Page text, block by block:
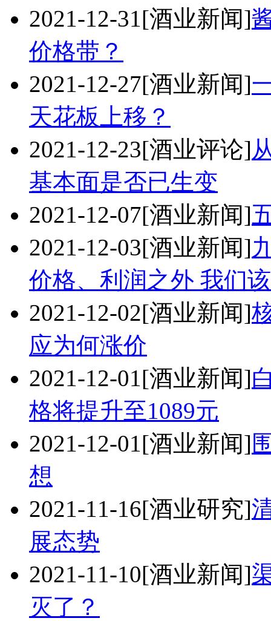
2021-12-31[酒业新闻]
价格带？
2021-12-27[酒业新闻]
天花板上移？
2021-12-23[酒业评论]
基本面是否已生变
2021-12-07[酒业新闻]
2021-12-03[酒业新闻]
价格、利润之外 我们该
2021-12-02[酒业新闻]
应为何涨价
2021-12-01[酒业新闻]
格将提升至1089元
2021-12-01[酒业新闻]
想
2021-11-16[酒业研究]
展态势
2021-11-10[酒业新闻]
灭了？